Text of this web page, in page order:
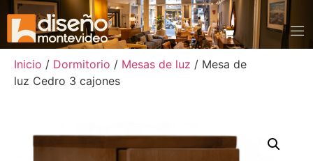
Inicio / Dormitorio / Mesas de luz / Mesa de
luz Cedro 3 cajones